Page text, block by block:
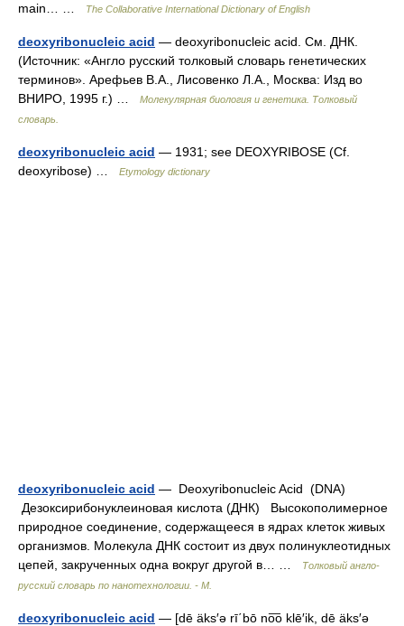
main… …
The Collaborative International Dictionary of English
deoxyribonucleic acid — deoxyribonucleic acid. См. ДНК.
(Источник: «Англо русский толковый словарь генетических
терминов». Арефьев В.А., Лисовенко Л.А., Москва: Изд во
ВНИРО, 1995 г.) …
Молекулярная биология и генетика. Толковый
словарь.
deoxyribonucleic acid — 1931; see DEOXYRIBOSE (Cf.
deoxyribose) …
Etymology dictionary
deoxyribonucleic acid — Deoxyribonucleic Acid (DNA)
Дезоксирибонуклеиновая кислота (ДНК) Высокополимерное
природное соединение, содержащееся в ядрах клеток живых
организмов. Молекула ДНК состоит из двух полинуклеотидных
цепей, закрученных одна вокруг другой в… …
Толковый англо-
русский словарь по нанотехнологии. - М.
deoxyribonucleic acid — [dē äks′ə rī΄bō no͞o klē′ik, dē äks′ə